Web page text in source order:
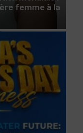
femme à la